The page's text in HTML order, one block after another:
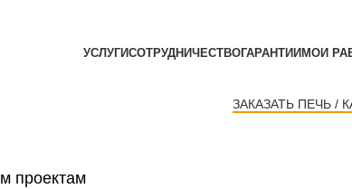
УСЛУГИСОТРУДНИЧЕСТВОГАРАНТИИМОИ
ЗАКАЗАТЬ ПЕЧЬ /
проектам